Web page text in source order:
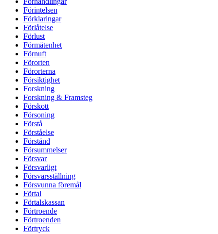
Förintelsen
Förklaringar
Förlåtelse
Förlust
Förmätenhet
Förnuft
Förorten
Förorterna
Försiktighet
Forskning
Forskning & Framsteg
Förskott
Försoning
Förstå
Förståelse
Förstånd
Försummelser
Försvar
Försvarligt
Försvarsställning
Försvunna föremål
Förtal
Förtalskassan
Förtroende
Förtroenden
Förtryck